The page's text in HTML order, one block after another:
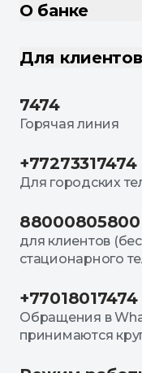
О банке
Для клиентов
7474
Горячая линия
+77273317474
Для городских
88000805800
для клиентов
стационарного
+77018017474
Обращения в
принимаются